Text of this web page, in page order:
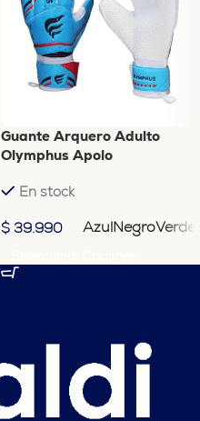
Guante Arquero Adulto
Olymphus Apolo
En stock
$ 39.990 AzulNegroVerde